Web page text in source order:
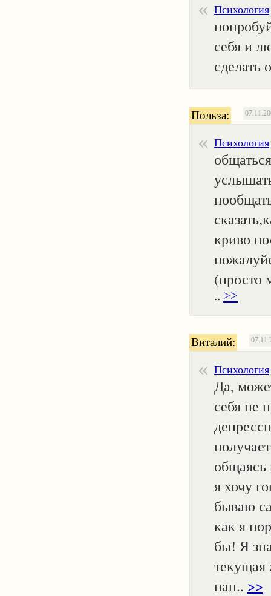
Психология
себя и
сделать
Польза:
Психология
криво
(просто
.. >>
Виталий:
Психология
Да,
себя не
общаясь
я хочу
бываю
как я
бы! Я
текущая
нап.. >>